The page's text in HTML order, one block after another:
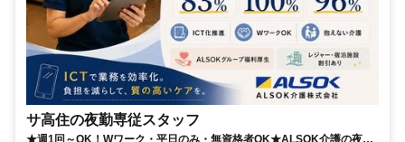
サ高住の夜勤専従スタッフ